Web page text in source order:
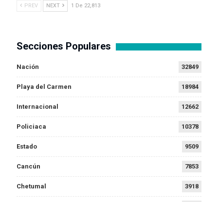
PREV NEXT 1 De 22,813
Secciones Populares
Nación 32849
Playa del Carmen 18984
Internacional 12662
Policiaca 10378
Estado 9509
Cancún 7853
Chetumal 3918